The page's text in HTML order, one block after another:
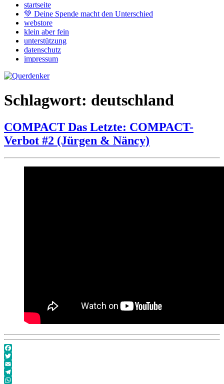
startseite
💚 Deine Spende macht den Unterschied
webstore
klein aber fein
unterstützung
datenschutz
impressum
Schlagwort: deutschland
COMPACT Das Letzte: COMPACT-
Verbot #2 (Jürgen & Näncy)
Facebook
Twitter
Email
Telegram